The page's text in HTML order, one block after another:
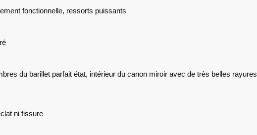
fonctionnelle, ressorts puissants
du barillet parfait état, intérieur du canon miroir avec de très belles rayures
ni fissure